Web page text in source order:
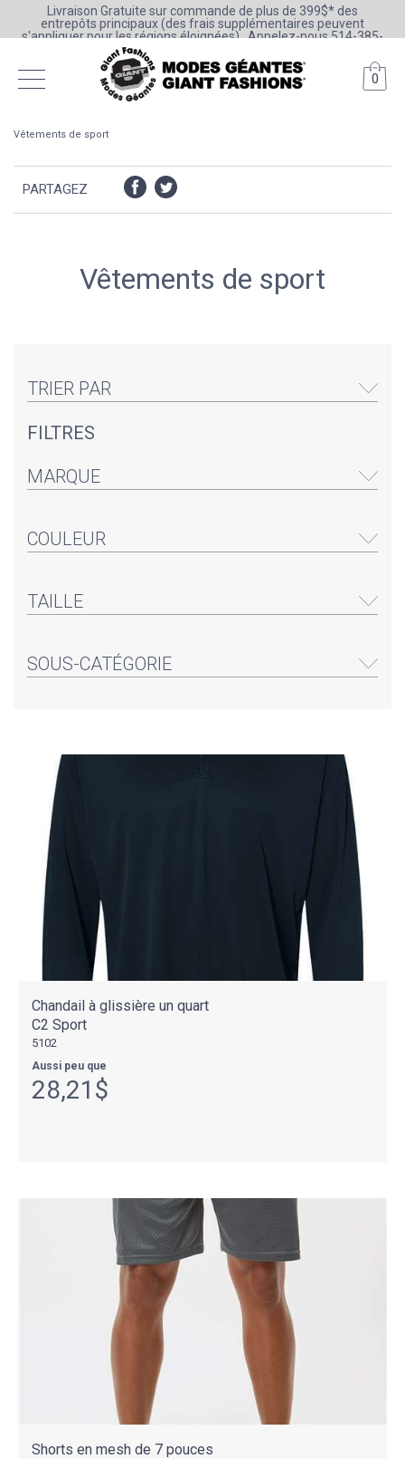
Livraison Gratuite sur commande de plus de 399$* des
entrepôts principaux (des frais supplémentaires peuvent
s'appliquer pour les régions éloignées) . Appelez-nous 514-385-
6205 ou 1-800-361-0777
0
Vêtements de sport
PARTAGEZ
Vêtements de sport
TRIER PAR
FILTRES
MARQUE
COULEUR
TAILLE
SOUS-CATÉGORIE
Chandail à glissière un quart
C2 Sport
5102
Aussi peu que
28,21$
Shorts en mesh de 7 pouces